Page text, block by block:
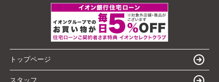
トップページ
スタッフ